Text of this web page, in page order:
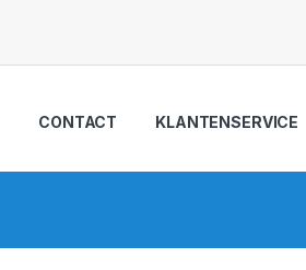
CONTACT KLANTENSERVICE